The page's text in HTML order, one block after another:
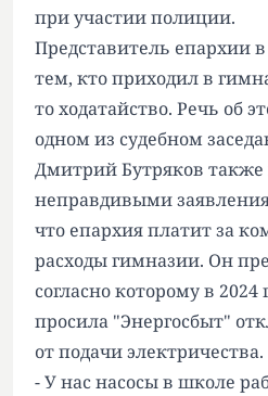
при участии полиции.
Представитель епархии в
тем, кто приходил в
то ходатайство. Речь об
одном из судебном
Дмитрий Бутряков также
неправдивыми
что епархия платит за
расходы гимназии. Он
согласно которому в 2024
просила "Энергосбыт"
от подачи электричества.
- У нас насосы в школе